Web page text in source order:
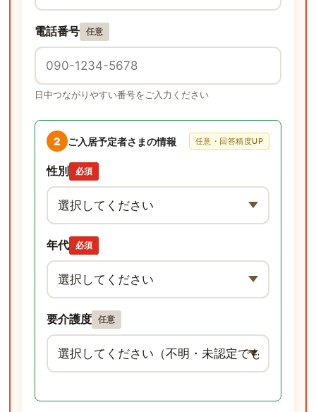
電話番号 任意
日中つながりやすい番号をご入力ください
2 ご入居予定者さまの情報 任意・回答精度UP
性別 必須
年代 必須
要介護度 任意